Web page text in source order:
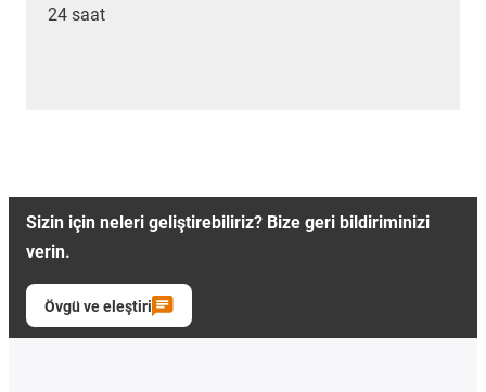
24 saat
Sizin için neleri geliştirebiliriz? Bize geri bildiriminizi
verin.
Övgü ve eleştiri